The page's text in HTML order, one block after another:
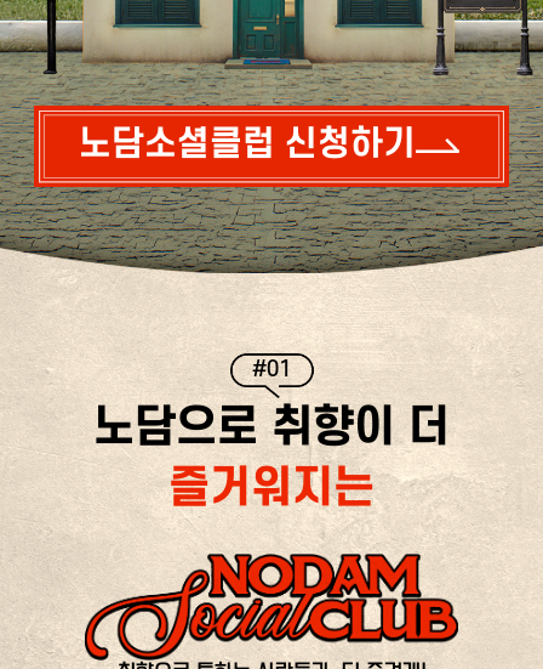
노담소셜클럽 신청하기
#01
노담으로 취향이 더
즐거워지는